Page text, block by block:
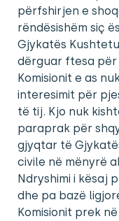
përfshirjen e
rëndësishëm siç
Gjykatës
dërguar ftesa
Komisionit e as
interesimit për
të tij. Kjo nuk
paraprak për
gjyqtar të
civile në mënyrë
Ndryshimi i kësaj
dhe pa bazë
Komisionit prek